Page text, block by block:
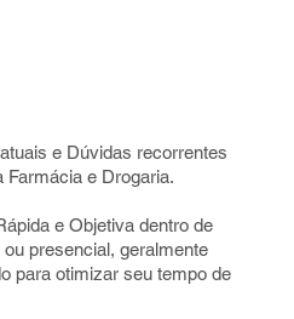
e Dúvidas recorrentes
Farmácia e Drogaria.
e Objetiva dentro de
presencial, geralmente
para otimizar seu tempo de